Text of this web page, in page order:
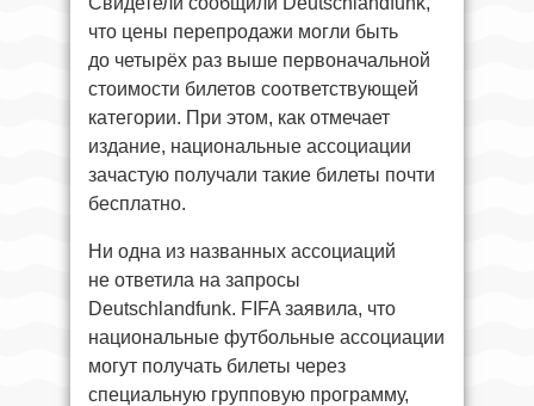
что цены перепродажи могли быть
до четырёх раз выше первоначальной
стоимости билетов соответствующей
категории. При этом, как отмечает
издание, национальные ассоциации
зачастую получали такие билеты почти
бесплатно.
Ни одна из названных ассоциаций
не ответила на запросы
Deutschlandfunk. FIFA заявила, что
национальные футбольные ассоциации
могут получать билеты через
специальную групповую программу,